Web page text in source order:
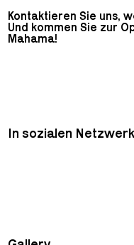
Kontaktieren Sie uns,
Und kommen Sie zur
Mahama!
In sozialen